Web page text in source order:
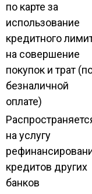
по карте за
использование
кредитного
на совершение
покупок и трат
безналичной
оплате)
на услугу
кредитов других
банков